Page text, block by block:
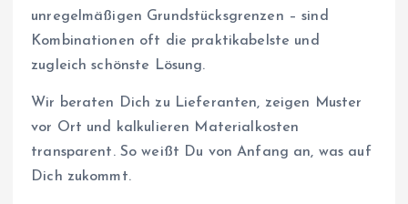
unregelmäßigen Grundstücksgrenzen – sind
Kombinationen oft die praktikabelste und
zugleich schönste Lösung.
Wir beraten Dich zu Lieferanten, zeigen Muster
vor Ort und kalkulieren Materialkosten
transparent. So weißt Du von Anfang an, was auf
Dich zukommt.